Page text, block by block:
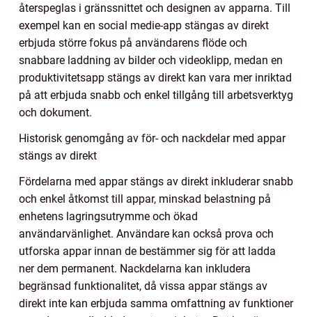
återspeglas i gränssnittet och designen av apparna. Till
exempel kan en social medie-app stängas av direkt
erbjuda större fokus på användarens flöde och
snabbare laddning av bilder och videoklipp, medan en
produktivitetsapp stängs av direkt kan vara mer inriktad
på att erbjuda snabb och enkel tillgång till arbetsverktyg
och dokument.
Historisk genomgång av för- och nackdelar med appar
stängs av direkt
Fördelarna med appar stängs av direkt inkluderar snabb
och enkel åtkomst till appar, minskad belastning på
enhetens lagringsutrymme och ökad
användarvänlighet. Användare kan också prova och
utforska appar innan de bestämmer sig för att ladda
ner dem permanent. Nackdelarna kan inkludera
begränsad funktionalitet, då vissa appar stängs av
direkt inte kan erbjuda samma omfattning av funktioner